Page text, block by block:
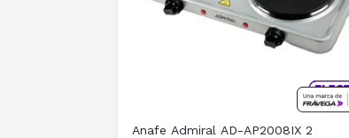
Anafe Admiral AD-AP2008IX 2